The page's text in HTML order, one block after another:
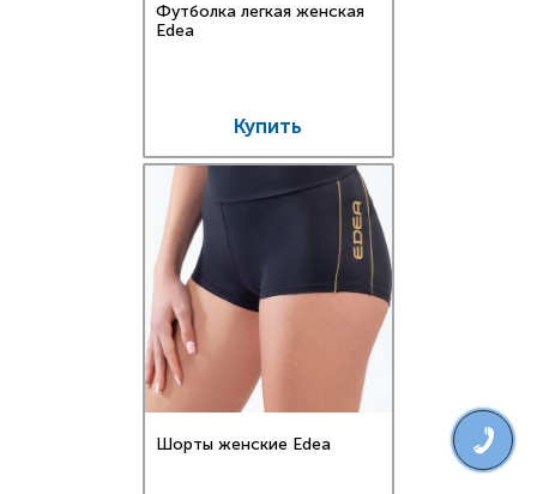
Футболка легкая женская
Edea
Купить
Шорты женские Edea